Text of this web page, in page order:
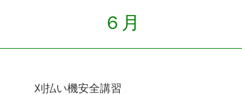
６月
刈払い機安全講習